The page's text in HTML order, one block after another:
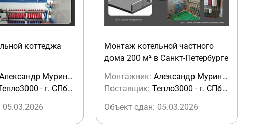
коттеджа
Александр Мурин из СПб
Тепло3000 - г. СПб, Предпортовый проезд, 22Б
05.03.2026
Монтаж котельной частного
дома 200 м² в Санкт-Петербурге
Монтажник:
Александр Мурин из СПб
Поставщик:
Тепло3000 - г. СПб, Предпортовый проезд, 22Б
Объект сдан: 05.03.2026